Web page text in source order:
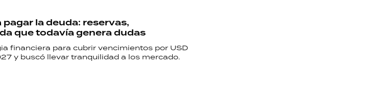
la deuda: reservas,
que todavía genera dudas
financiera para cubrir vencimientos por USD
y buscó llevar tranquilidad a los mercado.